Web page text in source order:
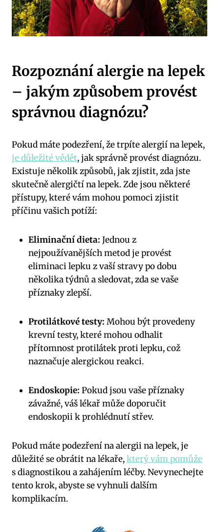
Rozpoznání alergie na lepek
– jakým způsobem provést
správnou diagnózu?
Pokud máte podezření, že trpíte alergií na lepek,
je důležité vědět, jak správně provést diagnózu.
Existuje několik způsobů, jak zjistit, zda jste
skutečně alergičtí na lepek. Zde jsou některé
přístupy, které vám mohou pomoci zjistit
příčinu vašich potíží:
Eliminační dieta: Jednou z
nejpoužívanějších metod je provést
eliminaci lepku z vaší stravy po dobu
několika týdnů a sledovat, zda se vaše
příznaky zlepší.
Protilátkové testy: Mohou být provedeny
krevní testy, které mohou odhalit
přítomnost protilátek proti lepku, což
naznačuje alergickou reakci.
Endoskopie: Pokud jsou vaše příznaky
závažné, váš lékař může doporučit
endoskopii k prohlédnutí střev.
Pokud máte podezření na alergii na lepek, je
důležité se obrátit na lékaře,který vám pomůže
s diagnostikou a zahájením léčby. Nevynechejte
tento krok, abyste se vyhnuli dalším
komplikacím.